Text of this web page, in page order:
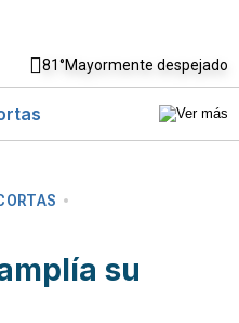
81°Mayormente despejado
su